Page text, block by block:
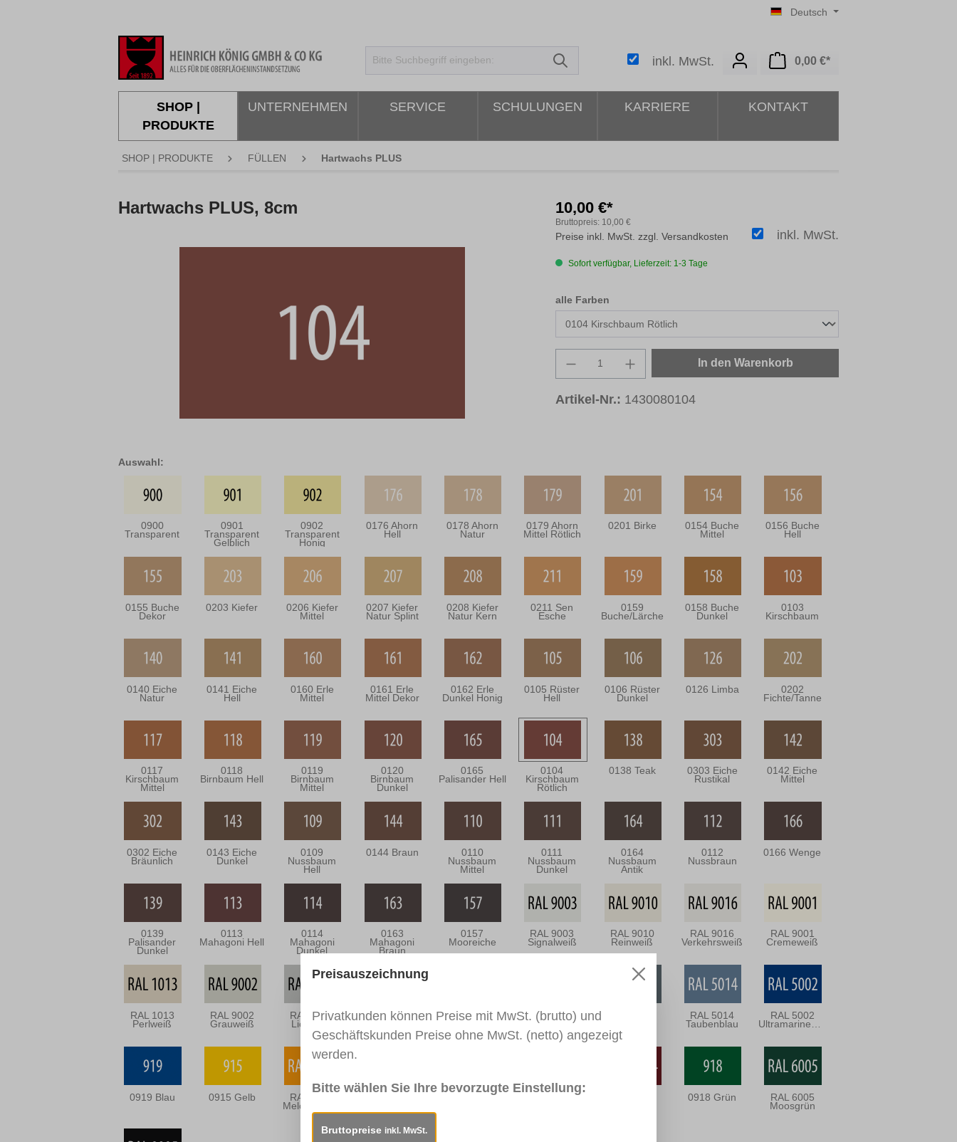
Deutsch
inkl. MwSt. 0,00 €*Warenkorb enthält 0
SHOP |
PRODUKTE
UNTERNEHMEN SERVICE SCHULUNGEN KARRIERE KONTAKT
SHOP | PRODUKTE FÜLLEN Hartwachs PLUS
Hartwachs PLUS, 8cm
Auswahl:
0900
Transparent
0901
Transparent
Gelblich
0902
Transparent
Honig
0176 Ahorn
Hell
0178 Ahorn
Natur
0179 Ahorn
Mittel Rötlich
0201 Birke 0154 Buche
Mittel
0156 Buche
Hell
0155 Buche
Dekor
0203 Kiefer 0206 Kiefer
Mittel
0207 Kiefer
Natur Splint
0208 Kiefer
Natur Kern
0211 Sen
Esche
0159
Buche/Lärche
0158 Buche
Dunkel
0103
Kirschbaum
0140 Eiche
Natur
0141 Eiche
Hell
0160 Erle
Mittel
0161 Erle
Mittel Dekor
0162 Erle
Dunkel Honig
0105 Rüster
Hell
0106 Rüster
Dunkel
0126 Limba 0202
Fichte/Tanne
0117
Kirschbaum
Mittel
0118
Birnbaum Hell
0119
Birnbaum
Mittel
0120
Birnbaum
Dunkel
0165
Palisander Hell
0104
Kirschbaum
Rötlich
0138 Teak 0303 Eiche
Rustikal
0142 Eiche
Mittel
0302 Eiche
Bräunlich
0143 Eiche
Dunkel
0109
Nussbaum
Hell
0144 Braun 0110
Nussbaum
Mittel
0111
Nussbaum
Dunkel
0164
Nussbaum
Antik
0112
Nussbraun
0166 Wenge
0139
Palisander
Dunkel
0113
Mahagoni Hell
0114
Mahagoni
Dunkel
0163
Mahagoni
Braun
0157
Mooreiche
RAL 9003
Signalweiß
RAL 9010
Reinweiß
RAL 9016
Verkehrsweiß
RAL 9001
Cremeweiß
RAL 1013
Perlweiß
RAL 9002
Grauweiß
RAL 7035
Lichtgrau
RAL 7038
Achatgrau
RAL 7040
Fenstergrau
RAL 7016
Anthrazitgrau
RAL 5014
Taubenblau
RAL 5002
0919 Blau 0915 Gelb RAL 1028
Melonengelb
RAL 3020 0918 Grün RAL 6005
Moosgrün
10,00 €*
Bruttopreis: 10,00 €
inkl. MwSt.
Preise inkl. MwSt. zzgl. Versandkosten
Sofort verfügbar, Lieferzeit: 1-3 Tage
alle Farbenauswählen
Produkt Anzahl: Gib den gewünschten Wert ein
In den Warenkorb
Artikel-Nr.: 1430080104
Preisauszeichnung
Privatkunden können Preise mit MwSt. (brutto) und
Geschäftskunden Preise ohne MwSt. (netto) angezeigt
werden.
Bitte wählen Sie Ihre bevorzugte Einstellung:
Bruttopreise inkl. MwSt.